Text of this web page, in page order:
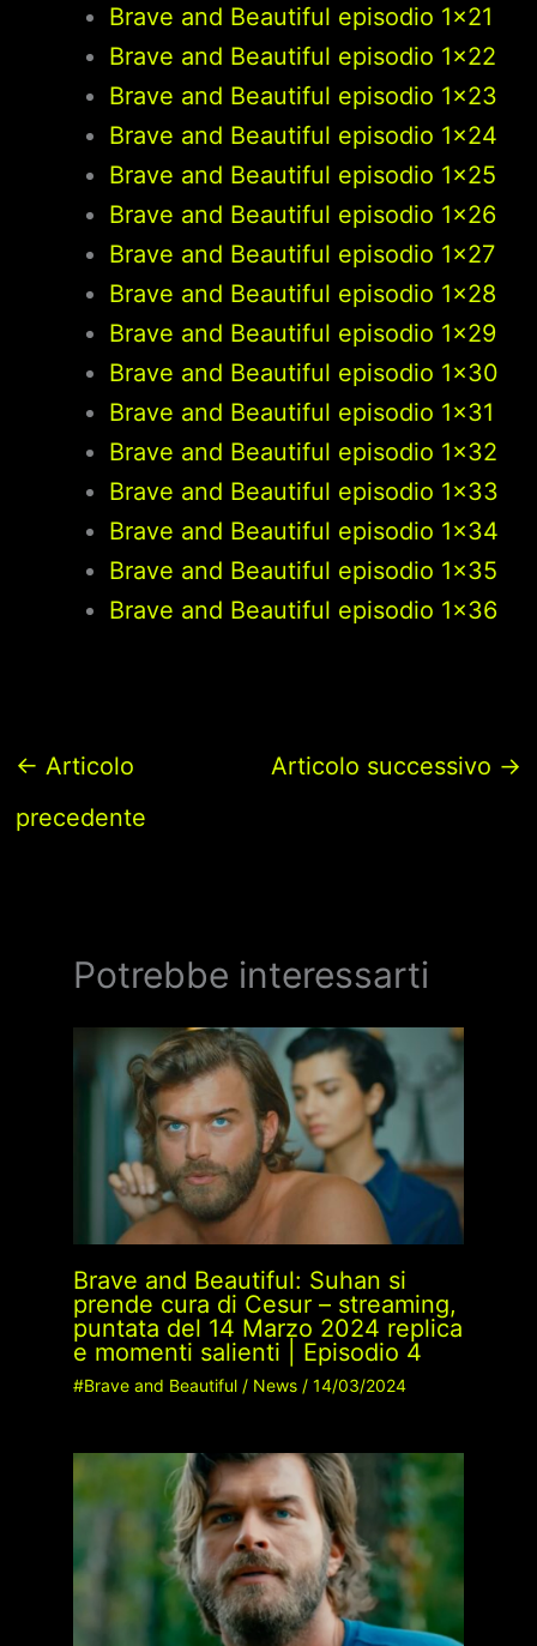
Brave and Beautiful episodio 1×21
Brave and Beautiful episodio 1×22
Brave and Beautiful episodio 1×23
Brave and Beautiful episodio 1×24
Brave and Beautiful episodio 1×25
Brave and Beautiful episodio 1×26
Brave and Beautiful episodio 1×27
Brave and Beautiful episodio 1×28
Brave and Beautiful episodio 1×29
Brave and Beautiful episodio 1×30
Brave and Beautiful episodio 1×31
Brave and Beautiful episodio 1×32
Brave and Beautiful episodio 1×33
Brave and Beautiful episodio 1×34
Brave and Beautiful episodio 1×35
Brave and Beautiful episodio 1×36
← Articolo
precedente
Articolo successivo →
Potrebbe interessarti
Brave and Beautiful: Suhan si
prende cura di Cesur – streaming,
puntata del 14 Marzo 2024 replica
e momenti salienti | Episodio 4
#Brave and Beautiful/ News/ 14/03/2024